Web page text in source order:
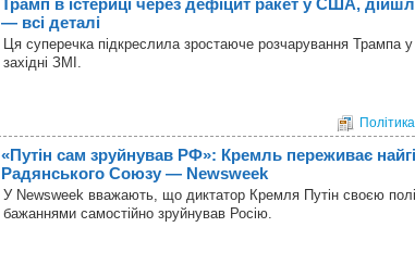
— всі деталі
Ця суперечка підкреслила зростаюче розчарування Трампа
західні ЗМІ.
«Путін сам зруйнував РФ»: Кремль переживає
Радянського Союзу — Newsweek
У Newsweek вважають, що диктатор Кремля Путін своєю
бажаннями самостійно зруйнував Росію.